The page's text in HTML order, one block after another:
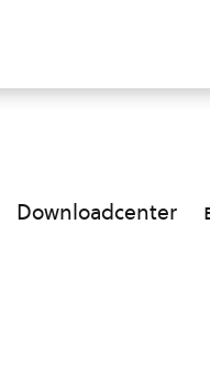
Downloadcenter